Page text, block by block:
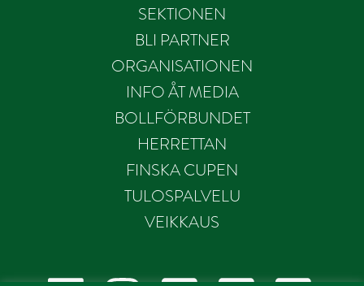
SEKTIONEN
BLI PARTNER
ORGANISATIONEN
INFO ÅT MEDIA
BOLLFÖRBUNDET
HERRETTAN
FINSKA CUPEN
TULOSPALVELU
VEIKKAUS